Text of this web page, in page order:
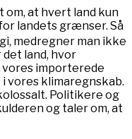
om, at hvert land kun
landets grænser. Så
medregner man ikke
land, hvor
importerede
vores klimaregnskab.
Politikere og
og taler om, at